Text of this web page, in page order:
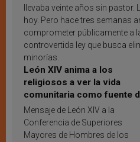
llevaba veinte años sin
hoy. Pero hace tres semanas
comprometer públicamente a
controvertida ley que busca
minorías.
León XIV anima a los
religiosos a ver la vida
comunitaria como fuente
inspiración y santificación
Mensaje de León XIV a la
Conferencia de Superiores
Mayores de Hombres de los